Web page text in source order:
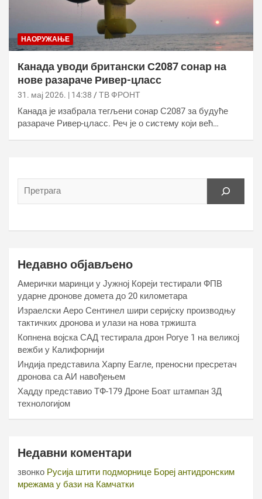
НАОРУЖАЊЕ
Канада уводи британски С2087 сонар на
нове разараче Ривер-цласс
31. мај 2026. | 14:38 ТВ ФРОНТ
Канада је изабрала тегљени сонар С2087 за будуће
разараче Ривер-цласс. Реч је о систему који већ…
Недавно објављено
Амерички маринци у Јужној Кореји тестирали ФПВ
ударне дронове домета до 20 километара
Израелски Аеро Сентинел шири серијску производњу
тактичких дронова и улази на нова тржишта
Копнена војска САД тестирала дрон Рогуе 1 на великој
вежби у Калифорнији
Индија представила Харпy Еагле, преносни пресретач
дронова са АИ навођењем
Хаддy представио ТФ-179 Дроне Боат штампан 3Д
технологијом
Недавни коментари
звонко Русија штити подморнице Бореј антидронским
мрежама у бази на Камчатки